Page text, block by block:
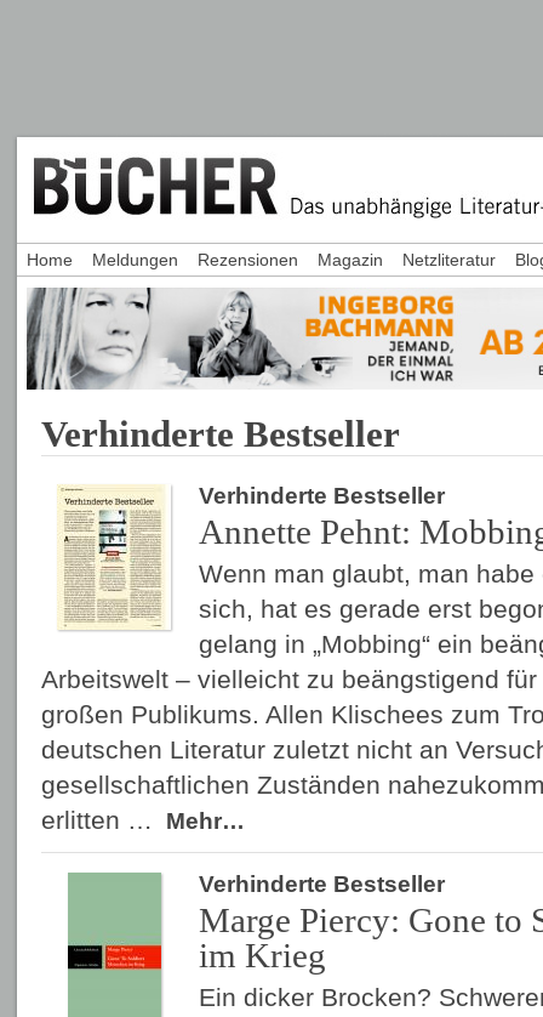
Verhinderte Bestseller
Verhinderte Bestseller
Annette Pehnt:
Wenn man glaubt, man
sich, hat es gerade erst
gelang in „Mobbing“ ein
Arbeitswelt – vielleicht zu beängstigend
großen Publikums. Allen Klischees zum
deutschen Literatur zuletzt nicht an
gesellschaftlichen Zuständen
erlitten …
Mehr…
Verhinderte Bestseller
Marge Piercy: Gone to
im Krieg
Ein dicker Brocken?
Home Meldungen Rezensionen Magazin Netzliteratur